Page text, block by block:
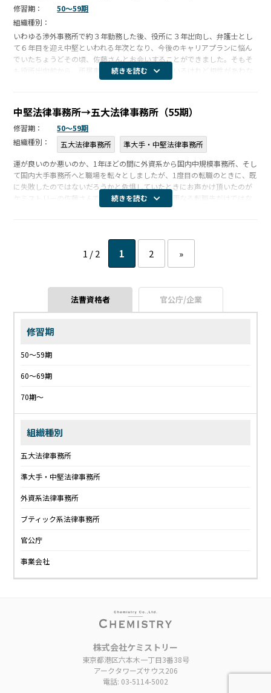
修習期：
50〜59期
組織種別：
いわゆる渉外事務所で約３年勤務した後、役所に３年出向し、弁護士とし
て６年目を迎え中堅といわれる年次となり、今後のキャリアプランに悩ん
でいたちょうどその頃、佐藤さんとお会いすることができました。そもそ
も役所出向前から、所属事務所の仕事は充実しているけれど相性があわな
いのではないか・・・と悩んでいたこともあり、また、結婚により私生活
続きを読む
中堅法律事務所→五大法律事務所（55期）
修習期：
50〜59期
組織種別：
五大法律事務所
準大手・中堅法律事務所
運が良いのか悪いのか、1年ほどの間に外資系から国内中規模事務所、そし
て国内大手事務所へと職場を転々としましたが、1度目の転職のときに、既
に失敗したのではないだろうかと危惧していたときにお声かけ頂いたのが
ケミストリーの佐藤さんでした。佐藤さんには、更なる転職先だけではな
く、その時点での職場での仕事に役立つことはないかと、折に触れご連絡
続きを読む
1 / 2 1 2 »
法曹資格者 官公庁/企業
修習期
50〜59期
60〜69期
70期〜
組織種別
五大法律事務所
準大手・中堅法律事務所
外資系法律事務所
ブティック系法律事務所
官公庁
事業会社
株式会社ケミストリー
東京都港区六本木一丁目3番38号
アークタワーズサウス206
電話: 03-5114-5002